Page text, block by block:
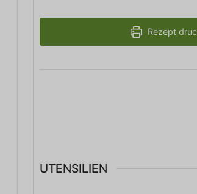
Rezept
UTENSILIEN